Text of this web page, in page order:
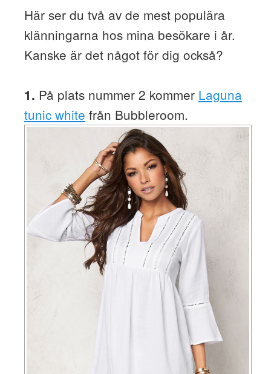
Här ser du två av de mest populära
klänningarna hos mina besökare i år.
Kanske är det något för dig också?
1. På plats nummer 2 kommer Laguna
tunic white från Bubbleroom.